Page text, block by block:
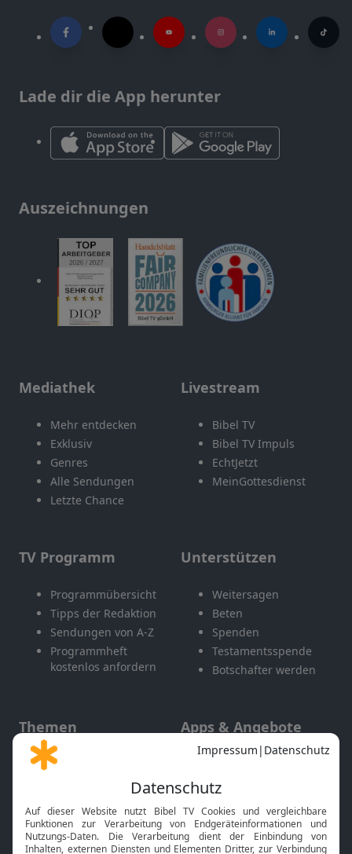
Lade dir die App herunter
Auszeichnungen
Mediathek
Mehr entdecken
Exklusiv
Genres
Alle Sendungen
Letzte Chance
Livestream
Bibel TV
Bibel TV Impuls
EchtJetzt
MeinGottesdienst
TV Programm
Programmübersicht
Tipps der Redaktion
Sendungen von A-Z
Programmheft
kostenlos anfordern
Unterstützen
Weitersagen
Beten
Spenden
Testamentsspende
Botschafter werden
Themen
Gott und Bibel erklärt
Neuigkeiten
Apps & Angebote
Mobile App
Smart TV
HbbTV